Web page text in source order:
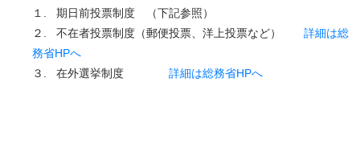
１. 期日前投票制度 （下記参照）
２. 不在者投票制度（郵便投票、洋上投票など） 詳細は総
務省HPへ
３. 在外選挙制度 詳細は総務省HPへ